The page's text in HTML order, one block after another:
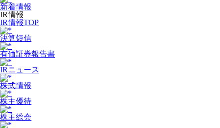
新着情報
IR情報
IR情報TOP
決算短信
有価証券報告書
IRニュース
株式情報
株主優待
株主総会